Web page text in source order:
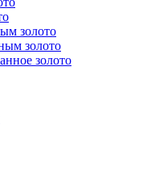
золото
золото
золото